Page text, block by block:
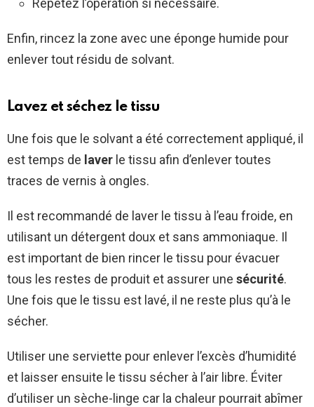
Répétez l’opération si nécessaire.
Enfin, rincez la zone avec une éponge humide pour
enlever tout résidu de solvant.
Lavez et séchez le tissu
Une fois que le solvant a été correctement appliqué, il
est temps de laver le tissu afin d’enlever toutes
traces de vernis à ongles.
Il est recommandé de laver le tissu à l’eau froide, en
utilisant un détergent doux et sans ammoniaque. Il
est important de bien rincer le tissu pour évacuer
tous les restes de produit et assurer une sécurité.
Une fois que le tissu est lavé, il ne reste plus qu’à le
sécher.
Utiliser une serviette pour enlever l’excès d’humidité
et laisser ensuite le tissu sécher à l’air libre. Éviter
d’utiliser un sèche-linge car la chaleur pourrait abîmer